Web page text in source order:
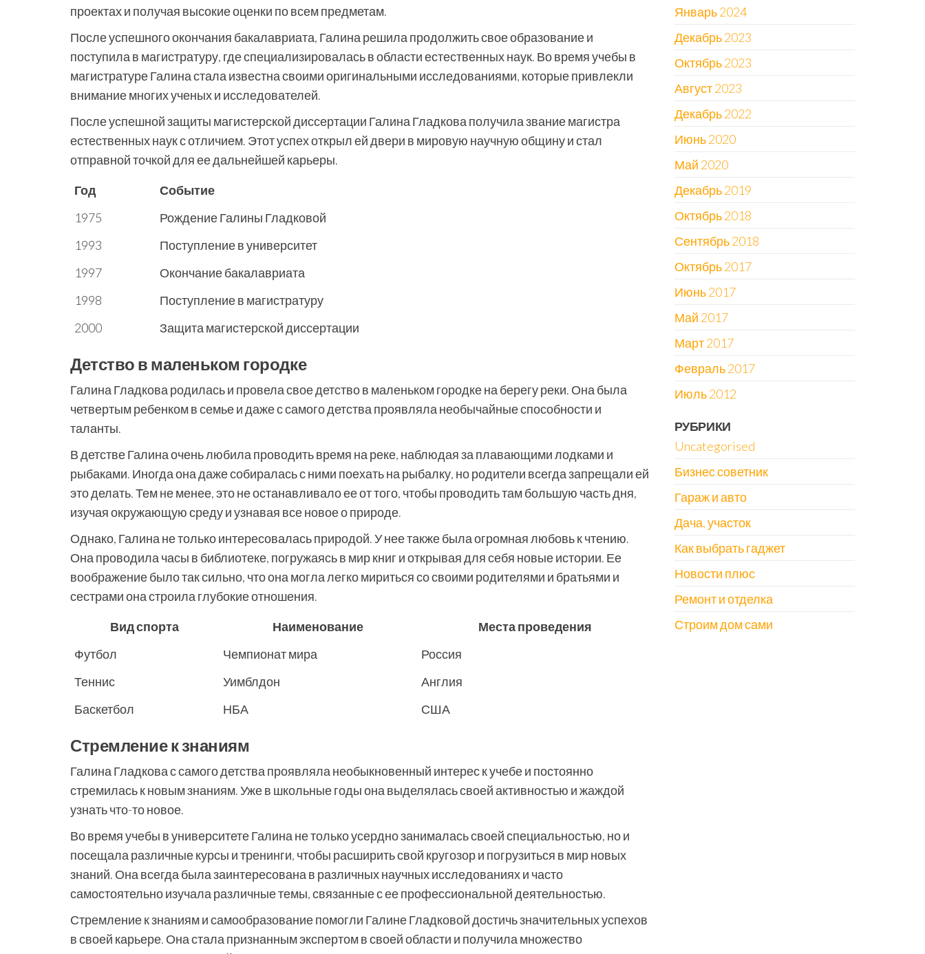
проектах и получая высокие оценки по всем предметам.
После успешного окончания бакалавриата, Галина решила продолжить свое образование и
поступила в магистратуру, где специализировалась в области естественных наук. Во время учебы в
магистратуре Галина стала известна своими оригинальными исследованиями, которые привлекли
внимание многих ученых и исследователей.
После успешной защиты магистерской диссертации Галина Гладкова получила звание магистра
естественных наук с отличием. Этот успех открыл ей двери в мировую научную общину и стал
отправной точкой для ее дальнейшей карьеры.
Год
Событие
1975
Рождение Галины Гладковой
1993
Поступление в университет
1997
Окончание бакалавриата
1998
Поступление в магистратуру
2000
Защита магистерской диссертации
Детство в маленьком городке
Галина Гладкова родилась и провела свое детство в маленьком городке на берегу реки. Она была
четвертым ребенком в семье и даже с самого детства проявляла необычайные способности и
таланты.
В детстве Галина очень любила проводить время на реке, наблюдая за плавающими лодками и
рыбаками. Иногда она даже собиралась с ними поехать на рыбалку, но родители всегда запрещали ей
это делать. Тем не менее, это не останавливало ее от того, чтобы проводить там большую часть дня,
изучая окружающую среду и узнавая все новое о природе.
Однако, Галина не только интересовалась природой. У нее также была огромная любовь к чтению.
Она проводила часы в библиотеке, погружаясь в мир книг и открывая для себя новые истории. Ее
воображение было так сильно, что она могла легко мириться со своими родителями и братьями и
сестрами она строила глубокие отношения.
Вид спорта
Наименование
Места проведения
Футбол
Чемпионат мира
Россия
Теннис
Уимблдон
Англия
Баскетбол
НБА США
Стремление к знаниям
Галина Гладкова с самого детства проявляла необыкновенный интерес к учебе и постоянно
стремилась к новым знаниям. Уже в школьные годы она выделялась своей активностью и жаждой
узнать что-то новое.
Во время учебы в университете Галина не только усердно занималась своей специальностью, но и
посещала различные курсы и тренинги, чтобы расширить свой кругозор и погрузиться в мир новых
знаний. Она всегда была заинтересована в различных научных исследованиях и часто
самостоятельно изучала различные темы, связанные с ее профессиональной деятельностью.
Стремление к знаниям и самообразование помогли Галине Гладковой достичь значительных успехов
в своей карьере. Она стала признанным экспертом в своей области и получила множество
Январь 2024
Декабрь 2023
Октябрь 2023
Август 2023
Декабрь 2022
Июнь 2020
Май 2020
Декабрь 2019
Октябрь 2018
Сентябрь 2018
Октябрь 2017
Июнь 2017
Май 2017
Март 2017
Февраль 2017
Июль 2012
РУБРИКИ
Uncategorised
Бизнес советник
Гараж и авто
Дача, участок
Как выбрать гаджет
Новости плюс
Ремонт и отделка
Строим дом сами